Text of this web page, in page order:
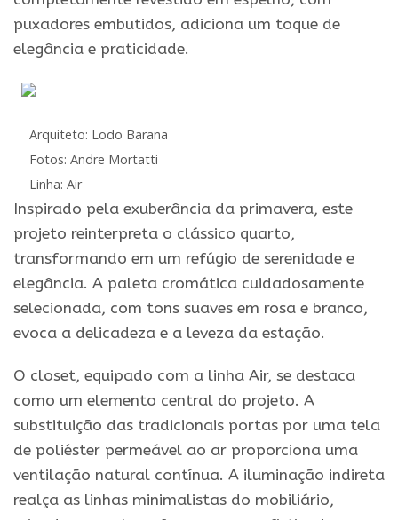
puxadores embutidos, adiciona um toque de
elegância e praticidade.
Arquiteto: Lodo Barana
Fotos: Andre Mortatti
Linha: Air
Inspirado pela exuberância da primavera, este
projeto reinterpreta o clássico quarto,
transformando em um refúgio de serenidade e
elegância. A paleta cromática cuidadosamente
selecionada, com tons suaves em rosa e branco,
evoca a delicadeza e a leveza da estação.
O closet, equipado com a linha Air, se destaca
como um elemento central do projeto. A
substituição das tradicionais portas por uma tela
de poliéster permeável ao ar proporciona uma
ventilação natural contínua. A iluminação indireta
realça as linhas minimalistas do mobiliário,